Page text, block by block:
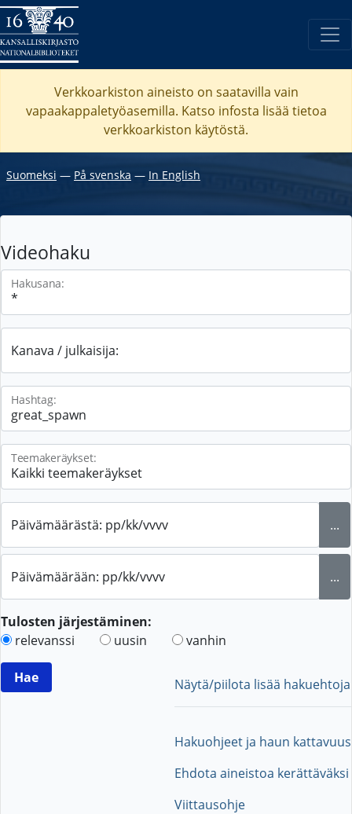
Verkkoarkiston aineisto on saatavilla vain
vapaakappaletyöasemilla. Katso infosta lisää tietoa
verkkoarkiston käytöstä.
Suomeksi ― På svenska ― In English
Videohaku
Hakusana:
Kanava / julkaisija:
Hashtag:
Teemakeräykset:
Päivämäärästä: pp/kk/vvvv ...
Päivämäärään: pp/kk/vvvv ...
Tulosten järjestäminen:
relevanssi
uusin vanhin
Näytä/piilota lisää hakuehtoja
Hakuohjeet ja haun kattavuus
Ehdota aineistoa kerättäväksi
Viittausohje